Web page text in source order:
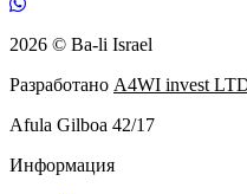
2026 © Ba-li Israel
Разработано A4WI invest
Afula Gilboa 42/17
Информация